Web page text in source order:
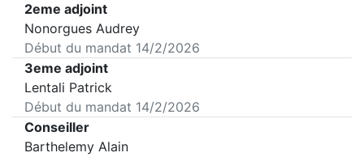
2eme adjoint
Nonorgues Audrey
Début du mandat 14/2/2026
3eme adjoint
Lentali Patrick
Début du mandat 14/2/2026
Conseiller
Barthelemy Alain